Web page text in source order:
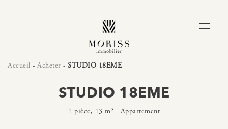
Accueil - Acheter - STUDIO 18EME
STUDIO 18EME
1 pièce, 13 m² - Appartement